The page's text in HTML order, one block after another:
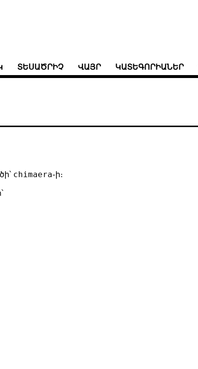
ՏԵՍԱԾՐԻՉ ՎԱՅՐ ԿԱՏԵԳՈՐԻԱՆԵՐ
chimaera֊ի։